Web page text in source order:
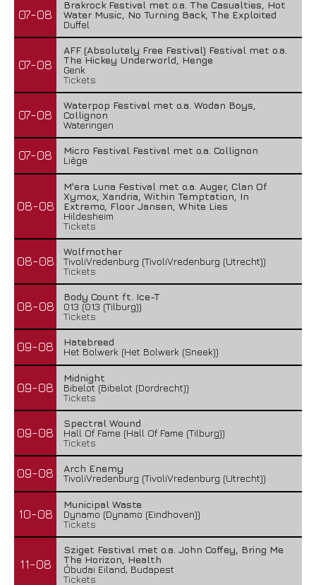
07-08
Brakrock Festival met o.a. The Casualties, Hot
Water Music, No Turning Back, The Exploited
Duffel
07-08
AFF (Absolutely Free Festival) Festival met o.a.
The Hickey Underworld, Henge
Genk
Tickets
07-08
Waterpop Festival met o.a. Wodan Boys,
Collignon
Wateringen
07-08
Micro Festival Festival met o.a. Collignon
Liège
08-08
M'era Luna Festival met o.a. Auger, Clan Of
Xymox, Xandria, Within Temptation, In
Extremo, Floor Jansen, White Lies
Hildesheim
Tickets
08-08
Wolfmother
TivoliVredenburg (TivoliVredenburg (Utrecht))
Tickets
08-08
Body Count ft. Ice-T
013 (013 (Tilburg))
Tickets
09-08
Hatebreed
Het Bolwerk (Het Bolwerk (Sneek))
09-08
Midnight
Bibelot (Bibelot (Dordrecht))
Tickets
09-08
Spectral Wound
Hall Of Fame (Hall Of Fame (Tilburg))
Tickets
09-08
Arch Enemy
TivoliVredenburg (TivoliVredenburg (Utrecht))
10-08
Municipal Waste
Dynamo (Dynamo (Eindhoven))
Tickets
11-08
Sziget Festival met o.a. John Coffey, Bring Me
The Horizon, Health
Óbudai Eiland, Budapest
Tickets